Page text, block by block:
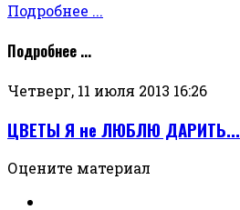
Подробнее ...
Подробнее ...
Четверг, 11 июля 2013 16:26
ЦВЕТЫ Я не ЛЮБЛЮ ДАРИТЬ...
Оцените материал